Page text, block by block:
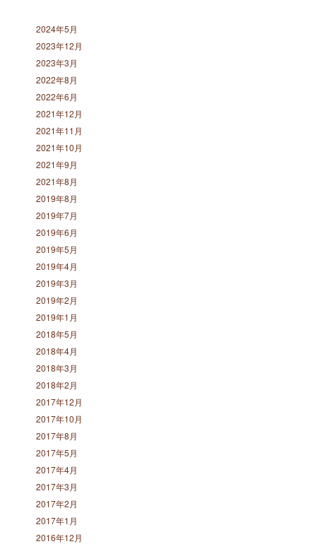
2024年5月
2023年12月
2023年3月
2022年8月
2022年6月
2021年12月
2021年11月
2021年10月
2021年9月
2021年8月
2019年8月
2019年7月
2019年6月
2019年5月
2019年4月
2019年3月
2019年2月
2019年1月
2018年5月
2018年4月
2018年3月
2018年2月
2017年12月
2017年10月
2017年8月
2017年5月
2017年4月
2017年3月
2017年2月
2017年1月
2016年12月